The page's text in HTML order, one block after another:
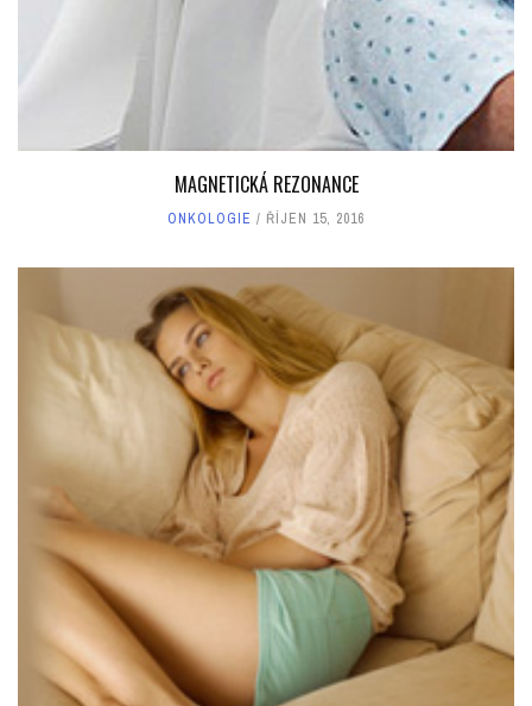
MAGNETICKÁ REZONANCE
ONKOLOGIE ŘÍJEN 15, 2016